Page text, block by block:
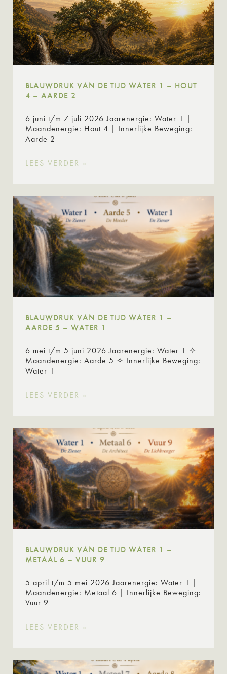
BLAUWDRUK VAN DE TIJD WATER 1 – HOUT
4 – AARDE 2
6 juni t/m 7 juli 2026 Jaarenergie: Water 1 |
Maandenergie: Hout 4 | Innerlijke Beweging:
Aarde 2
LEES VERDER »
BLAUWDRUK VAN DE TIJD WATER 1 –
AARDE 5 – WATER 1
6 mei t/m 5 juni 2026 Jaarenergie: Water 1 ✧
Maandenergie: Aarde 5 ✧ Innerlijke Beweging:
Water 1
LEES VERDER »
BLAUWDRUK VAN DE TIJD WATER 1 –
METAAL 6 – VUUR 9
5 april t/m 5 mei 2026 Jaarenergie: Water 1 |
Maandenergie: Metaal 6 | Innerlijke Beweging:
Vuur 9
LEES VERDER »